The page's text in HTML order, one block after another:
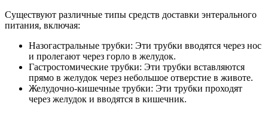
Существуют различные типы средств доставки энтерального
питания, включая:
Назогастральные трубки: Эти трубки вводятся через нос
и пролегают через горло в желудок.
Гастростомические трубки: Эти трубки вставляются
прямо в желудок через небольшое отверстие в животе.
Желудочно-кишечные трубки: Эти трубки проходят
через желудок и вводятся в кишечник.